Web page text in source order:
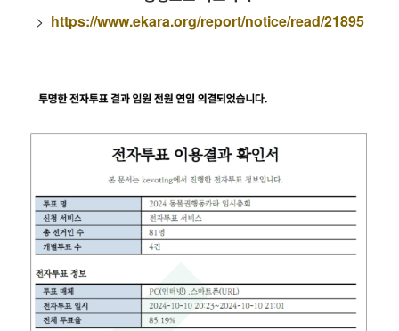
> https://www.ekara.org/report/notice/read/21895